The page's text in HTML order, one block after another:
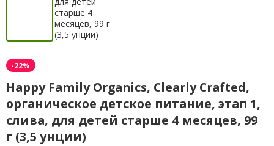
-22%
Happy Family Organics, Clearly Crafted,
органическое детское питание, этап 1,
слива, для детей старше 4 месяцев, 99
г (3,5 унции)